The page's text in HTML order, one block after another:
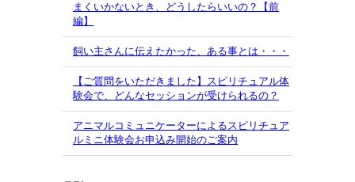
まくいかないとき、どうしたらいいの？【前
編】
飼い主さんに伝えたかった、ある事とは・・・
【ご質問をいただきました】スピリチュアル体
験会で、どんなセッションが受けられるの？
アニマルコミュニケーターによるスピリチュア
ルミニ体験会お申込み開始のご案内